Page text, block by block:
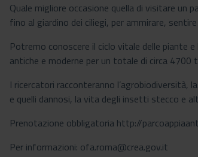
Quale migliore occasione quella di visitare un
fino al giardino dei ciliegi, per ammirare,
Potremo conoscere il ciclo vitale delle piante
antiche e moderne per un totale di circa 4700
I ricercatori racconteranno l’agrobiodiversità,
e quelli dannosi, la vita degli insetti stecco e
Prenotazione obbligatoria http://
Per informazioni: ofa.roma@crea.gov.it